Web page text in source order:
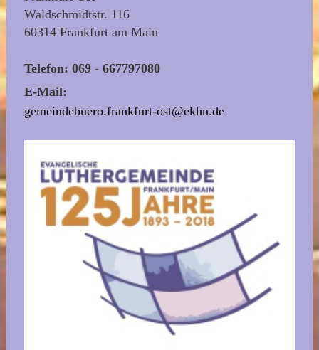
Waldschmidtstr. 116
60314 Frankfurt am Main
Telefon: 069 - 667797080
E-Mail:
gemeindebuero.frankfurt-ost@ekhn.de